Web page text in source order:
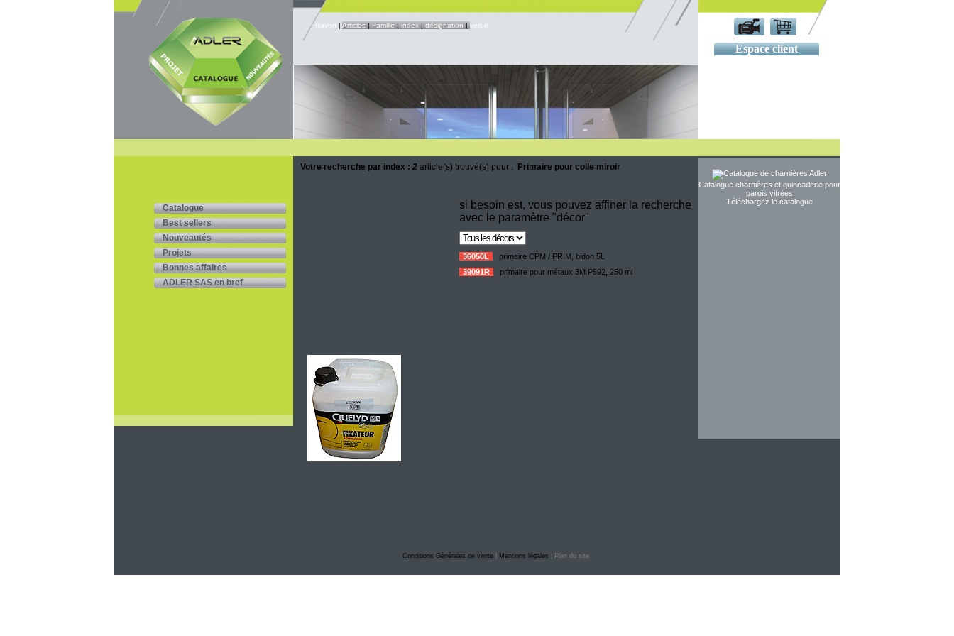
Rayon | Articles|Famille|index|désignation|verbe
Espace client
Catalogue
Best sellers
Nouveautés
Projets
Bonnes affaires
ADLER SAS en bref
Votre recherche par index : 2 article(s) trouvé(s) pour : Primaire pour colle miroir
si besoin est, vous pouvez affiner la recherche
avec le paramètre "décor"
36050L
primaire CPM / PRIM, bidon 5L
39091R
primaire pour métaux 3M P592, 250 ml
Conditions Générales de vente Mentions légales | Plan du site
Catalogue charnières et quincaillerie pour
parois vitrées
Téléchargez le catalogue